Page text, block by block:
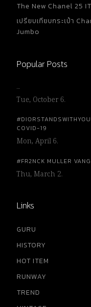
The New Chanel 25
เปรียบเทียบกระเป๋า
Jumbo
Popular Posts
…
Tue, October 6.
COVID-19
Mon, April 6.
#FR2NCK MULLER
Thu, March 2.
Links
GURU
HISTORY
HOT ITEM
RUNWAY
TREND